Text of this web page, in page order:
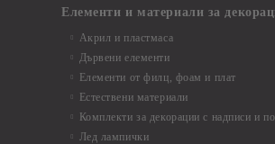
Елементи и материали за
Акрил и пластмаса
Дървени елементи
Елементи от филц, фоам и плат
Естествени материали
Комплекти за декорации с надписи и
Лед лампички